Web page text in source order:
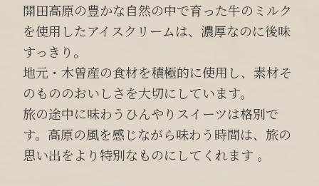
開田高原の豊かな自然の中で育った牛のミルク
を使用したアイスクリームは、濃厚なのに後味
すっきり。
地元・木曽産の食材を積極的に使用し、素材そ
のもののおいしさを大切にしています。
旅の途中に味わうひんやりスイーツは格別で
す。高原の風を感じながら味わう時間は、旅の
思い出をより特別なものにしてくれます 。